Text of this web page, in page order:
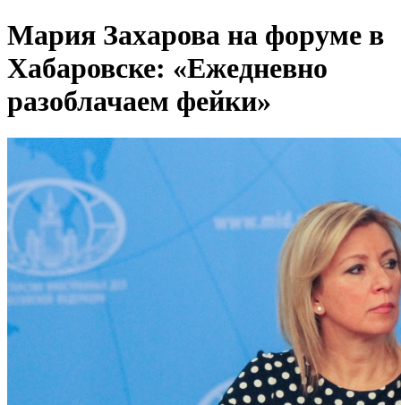
Мария Захарова на форуме в
Хабаровске: «Ежедневно
разоблачаем фейки»